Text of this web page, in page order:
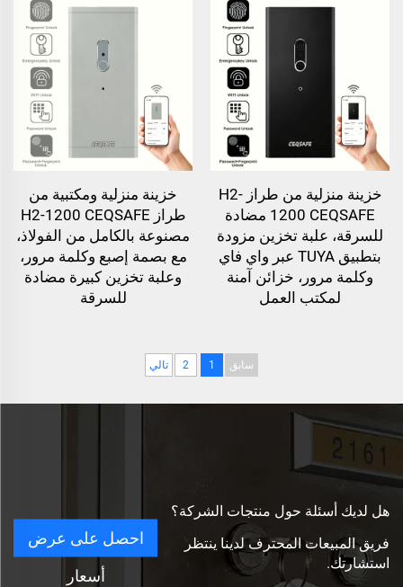
خزينة منزلية من طراز H2-
1200 CEQSAFE مضادة
للسرقة، علبة تخزين مزودة
بتطبيق TUYA عبر واي فاي
وكلمة مرور، خزائن آمنة
لمكتب العمل
خزينة منزلية ومكتبية من
طراز H2-1200 CEQSAFE
مصنوعة بالكامل من الفولاذ،
مع بصمة إصبع وكلمة مرور،
وعلبة تخزين كبيرة مضادة
للسرقة
سابق 1
2 تالي
هل لديك أسئلة حول منتجات الشركة؟
فريق المبيعات المحترف لدينا ينتظر
استشارتك.
احصل على عرض
أسعار